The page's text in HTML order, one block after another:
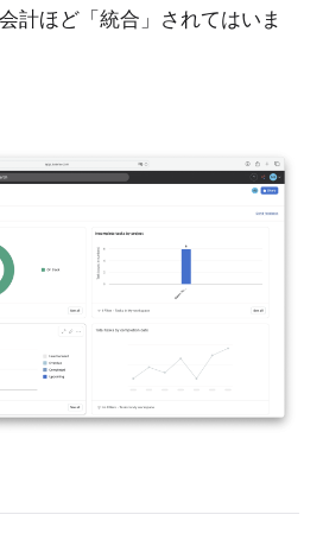
計ほど「統合」されてはいま